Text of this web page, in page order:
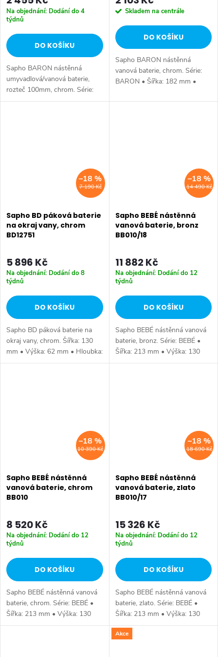
Na objednání: Dodání do 4
týdnů
DO KOŠÍKU
Sapho BARON nástěnná
umyvadlová/vanová baterie,
rozteč 100mm, chrom. Série:
BARON • Šířka: 132 mm •
Skladem na centrále
DO KOŠÍKU
Sapho BARON nástěnná
vanová baterie, chrom. Série:
BARON • Šířka: 182 mm •
Chrom • Materiál: Mosaz • Tvar:
7 190 Kč
–18 %
Sapho BD páková baterie
na okraj vany, chrom
BD12751
5 896 Kč
Na objednání: Dodání do 8
týdnů
DO KOŠÍKU
Sapho BD páková baterie na
okraj vany, chrom. Šířka: 130
mm • Výška: 62 mm • Hloubka:
70 mm • Barva: Chrom •
14 490 Kč
–18 %
Sapho BEBÉ nástěnná
vanová baterie, bronz
BB010/18
11 882 Kč
Na objednání: Dodání do 12
týdnů
DO KOŠÍKU
Sapho BEBÉ nástěnná vanová
baterie, bronz. Série: BEBÉ •
Šířka: 213 mm • Výška: 130
mm • Hloubka: 196 mm •
10 390 Kč
–18 %
Sapho BEBÉ nástěnná
vanová baterie, chrom
BB010
8 520 Kč
Na objednání: Dodání do 12
týdnů
DO KOŠÍKU
Sapho BEBÉ nástěnná vanová
baterie, chrom. Série: BEBÉ •
Šířka: 213 mm • Výška: 130
mm • Hloubka: 196 mm •
18 690 Kč
–18 %
Sapho BEBÉ nástěnná
vanová baterie, zlato
BB010/17
15 326 Kč
Na objednání: Dodání do 12
týdnů
DO KOŠÍKU
Sapho BEBÉ nástěnná vanová
baterie, zlato. Série: BEBÉ •
Šířka: 213 mm • Výška: 130
mm • Hloubka: 196 mm •
Barva: Zlato • Materiál: Mosaz •
Akce